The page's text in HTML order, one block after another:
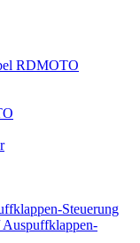
RDMOTO
Steuerung